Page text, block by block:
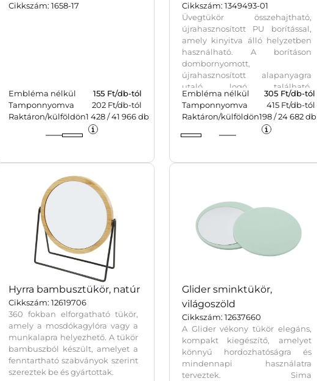
Cikkszám: 1658-17
Embléma nélkül 155Ft/db-tól
Tamponnyomva
202 Ft/db-tól
Raktáron/külföldön1 428/41 966db
Cikkszám: 1349493-01
Üvegtükör összehajtható,
újrahasznosított PU borítással,
amely kinyitva álló helyzetben
használható. A borításon
dombornyomott,
újrahasznosított alapanyagra
utaló logó található.
Papírtasakba csomagolva.
Embléma nélkül 305Ft/db-tól
Tamponnyomva
415 Ft/db-tól
Raktáron/külföldön198/24 682db
Hyrra bambusztükör, natúr
Cikkszám: 12619706
360 fokban elforgatható tükör,
amely a mosdókagylóra vagy a
munkalapra helyezhető. A tükör
bambuszból készült, amelyet a
fenntartható szabványok szerint
szereztek be és gyártottak.
Glider sminktükör,
világoszöld
Cikkszám: 12637660
A Glider vékony tükör elegáns,
kompakt kiegészítő, amelyet
könnyű hordozhatóságra és
mindennapi használatra
terveztek. Sima